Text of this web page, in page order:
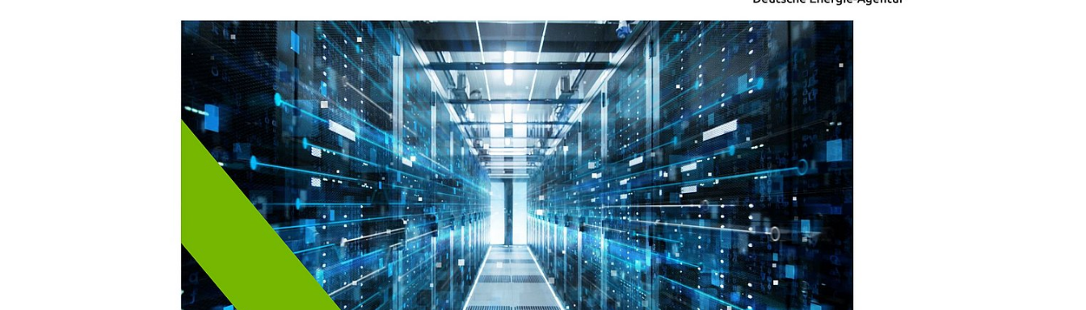
Der Großteil der deutschen Rechenzentrumskapazitäten befindet sich derzeit im Rhein-Main-Gebiet
rund um Frankfurt/Main. Aufgrund seines großen Finanzsektors, seiner Nähe zu den Nachbarländern
und des weltweit größten Internetknotens DE-CIX ist dieser Standort sehr attraktiv und zieht
infolgedessen viele Rechenzentren an. Weitere Standorte sind deutschlandweit in Planung. Daher